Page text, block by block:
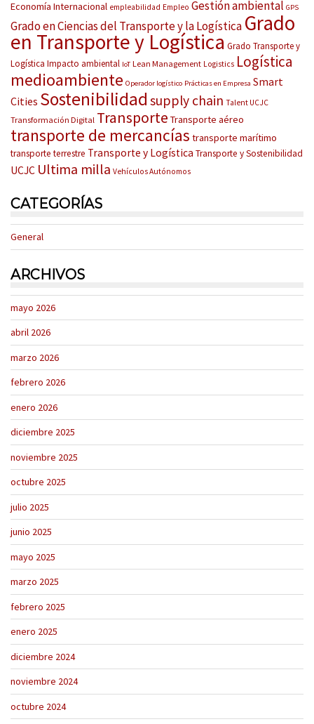
Economía Internacional empleabilidad Empleo Gestión ambiental GPS
Grado en Ciencias del Transporte y la Logística Grado
en Transporte y Logística Grado Transporte y
Logística Impacto ambiental IoT Lean Management Logistics Logística
medioambiente Operador logístico Prácticas en Empresa Smart
Cities Sostenibilidad supply chain Talent UCJC
Transformación Digital Transporte Transporte aéreo
transporte de mercancías transporte marítimo
transporte terrestre Transporte y Logística Transporte y Sostenibilidad
UCJC Ultima milla Vehículos Autónomos
CATEGORÍAS
General
ARCHIVOS
mayo 2026
abril 2026
marzo 2026
febrero 2026
enero 2026
diciembre 2025
noviembre 2025
octubre 2025
julio 2025
junio 2025
mayo 2025
marzo 2025
febrero 2025
enero 2025
diciembre 2024
noviembre 2024
octubre 2024